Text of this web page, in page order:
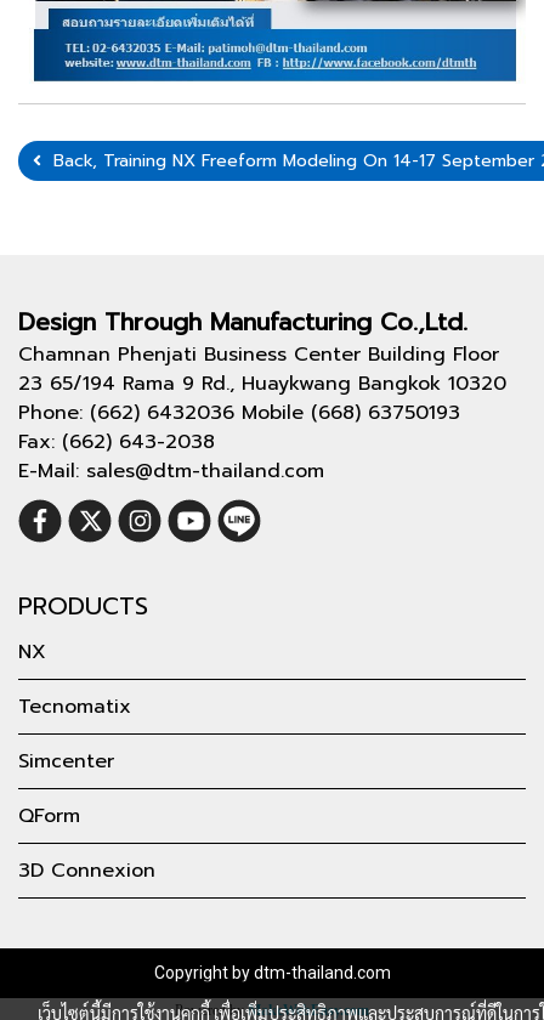
Back, Training NX Freeform Modeling On 14-17
Design Through Manufacturing Co.,Ltd.
Chamnan Phenjati Business Center Building Floor
23 65/194 Rama 9 Rd., Huaykwang Bangkok 10320
Phone: (662) 6432036 Mobile (668) 63750193
Fax: (662) 643-2038
E-Mail: sales@dtm-thailand.com
PRODUCTS
NX
Tecnomatix
Simcenter
QForm
3D Connexion
Copyright by dtm-thailand.com
Powered byMakeWebEasy.com
เว็บไซต์นี้มีการใช้งานคุกกี้ เพื่อเพิ่มประสิทธิภาพและประสบการณ์ที่ดีในการ